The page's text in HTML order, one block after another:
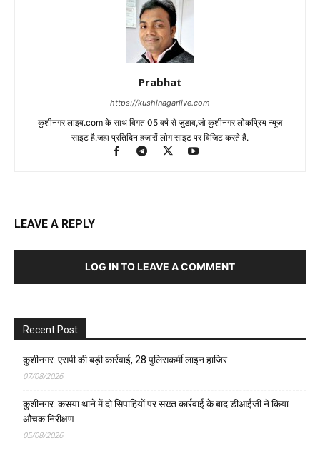
Prabhat
https://kushinagarlive.com
कुशीनगर लाइव.com के साथ विगत 05 वर्ष से जुडाव,जो कुशीनगर लोकप्रिय न्यूज़
साइट है.जहा प्रतिदिन हजारों लोग साइट पर विजिट करते है.
LEAVE A REPLY
LOG IN TO LEAVE A COMMENT
Recent Post
कुशीनगर: एसपी की बड़ी कार्रवाई, 28 पुलिसकर्मी लाइन हाजिर
07/08/2026
कुशीनगर: कसया थाने में दो सिपाहियों पर सख्त कार्रवाई के बाद डीआईजी ने किया
औचक निरीक्षण
05/08/2026